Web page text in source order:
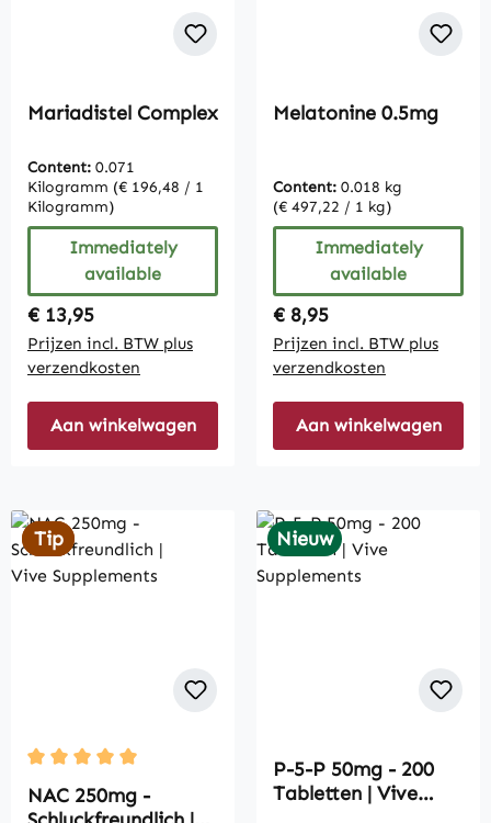
Mariadistel Complex
Content: 0.071
Kilogramm (€ 196,48 / 1
Kilogramm)
Immediately
available
Regular price:
€ 13,95
Prijzen incl. BTW plus
verzendkosten
Aan winkelwagen
Melatonine 0.5mg
Content: 0.018 kg
(€ 497,22 / 1 kg)
Immediately
available
Regular price:
€ 8,95
Prijzen incl. BTW plus
verzendkosten
Aan winkelwagen
Tip
Tip
Average rating of 5 out of 5 stars
NAC 250mg -
Nieuw
P-5-P 50mg - 200
Tabletten | Vive